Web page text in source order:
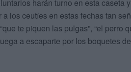
harán turno en esta caseta
a los ceutíes en estas fechas tan
te piquen las pulgas”, “el perro
a escaparte por los boquetes